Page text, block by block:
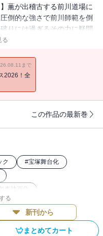
薫が出稽古する前川道場に
倒的な強さで前川師範を倒
りには過ぎるその力に疑問
る
まで
2026！全
この作品の最新巻
ク #宝塚舞台化
春映画化
作 #最強主人公コミック
ャンプ系）
ファンタジー漫画
る
新刊から
まとめてカート